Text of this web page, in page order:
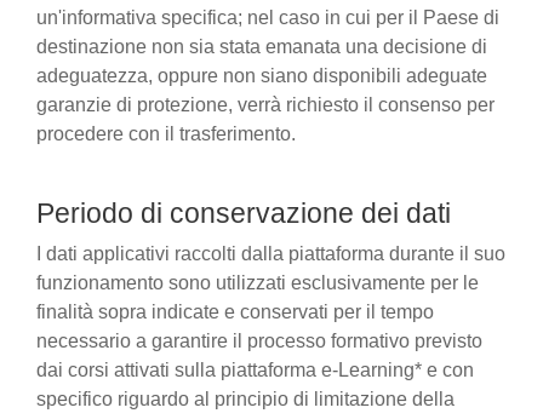
un'informativa specifica; nel caso in cui per il Paese di
destinazione non sia stata emanata una decisione di
adeguatezza, oppure non siano disponibili adeguate
garanzie di protezione, verrà richiesto il consenso per
procedere con il trasferimento.
Periodo di conservazione dei dati
I dati applicativi raccolti dalla piattaforma durante il suo
funzionamento sono utilizzati esclusivamente per le
finalità sopra indicate e conservati per il tempo
necessario a garantire il processo formativo previsto
dai corsi attivati sulla piattaforma e-Learning* e con
specifico riguardo al principio di limitazione della